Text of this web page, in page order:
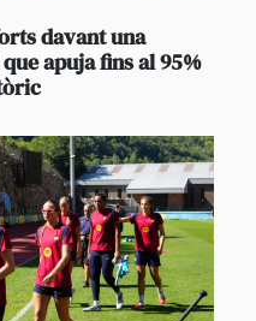
davant una
apuja fins al 95%